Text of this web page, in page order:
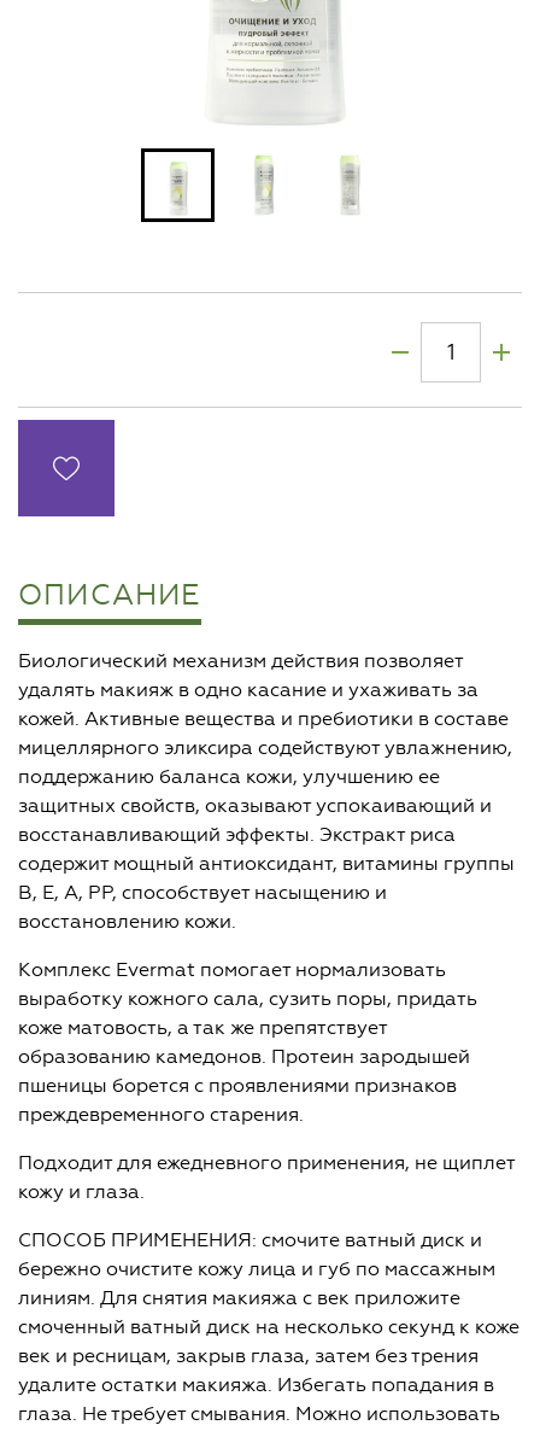
ОПИСАНИЕ
Биологический механизм действия позволяет
удалять макияж в одно касание и ухаживать за
кожей. Активные вещества и пребиотики в составе
мицеллярного эликсира содействуют увлажнению,
поддержанию баланса кожи, улучшению ее
защитных свойств, оказывают успокаивающий и
восстанавливающий эффекты. Экстракт риса
содержит мощный антиоксидант, витамины группы
В, Е, А, РР, способствует насыщению и
восстановлению кожи.
Комплекс Evermat помогает нормализовать
выработку кожного сала, сузить поры, придать
коже матовость, а так же препятствует
образованию камедонов. Протеин зародышей
пшеницы борется с проявлениями признаков
преждевременного старения.
Подходит для ежедневного применения, не щиплет
кожу и глаза.
СПОСОБ ПРИМЕНЕНИЯ: смочите ватный диск и
бережно очистите кожу лица и губ по массажным
линиям. Для снятия макияжа с век приложите
смоченный ватный диск на несколько секунд к коже
век и ресницам, закрыв глаза, затем без трения
удалите остатки макияжа. Избегать попадания в
глаза. Не требует смывания. Можно использовать